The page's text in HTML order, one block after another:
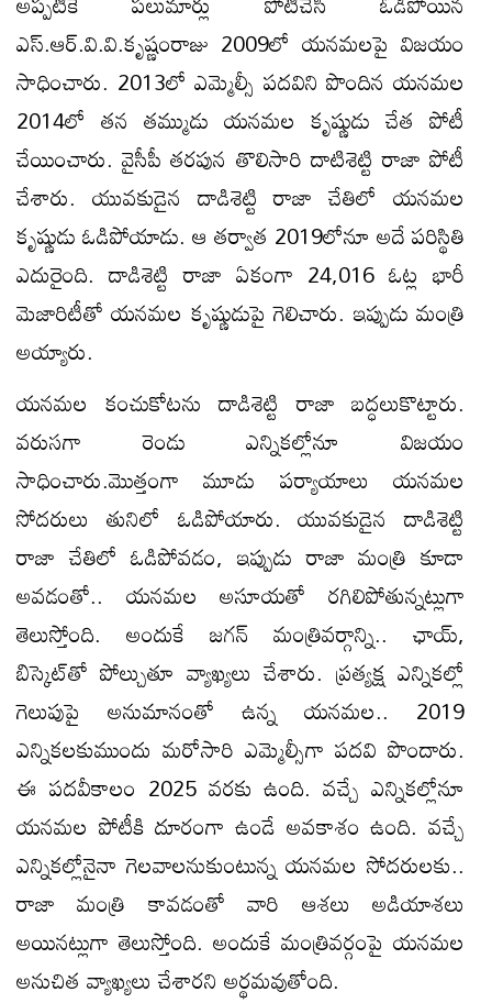
ఎస్‌.ఆర్‌.వి.వి.కృష్ణంరాజు 2009లో యనమలపై విజయం
సాధించారు. 2013లో ఎమ్మెల్సీ పదవిని పొందిన యనమల
2014లో తన తమ్ముడు యనమల కృష్ణుడు చేత పోటీ
చేయించారు. వైసీపీ తరపున తొలిసారి దాటిశెట్టి రాజా పోటీ
చేశారు. యువకుడైన దాడిశెట్టి రాజా చేతిలో యనమల
కృష్ణుడు ఓడిపోయాడు. ఆ తర్వాత 2019లోనూ అదే పరిస్థితి
ఎదురైంది. దాడిశెట్టి రాజా ఏకంగా 24,016 ఓట్ల భారీ
మెజారిటీతో యనమల కృష్ణుడుపై గెలిచారు. ఇప్పుడు మంత్రి
అయ్యారు.
యనమల కంచుకోటను దాడిశెట్టి రాజా బద్ధలుకొట్టారు.
వరుసగా రెండు ఎన్నికల్లోనూ విజయం
సాధించారు.మొత్తంగా మూడు పర్యాయాలు యనమల
సోదరులు తునిలో ఓడిపోయారు. యువకుడైన దాడిశెట్టి
రాజా చేతిలో ఓడిపోవడం, ఇప్పుడు రాజా మంత్రి కూడా
అవడంతో.. యనమల అసూయతో రగిలిపోతున్నట్లుగా
తెలుస్తోంది. అందుకే జగన్‌ మంత్రివర్గాన్ని.. ఛాయ్,
బిస్కెట్‌తో పోల్చుతూ వ్యాఖ్యలు చేశారు. ప్రత్యక్ష ఎన్నికల్లో
గెలుపుపై అనుమానంతో ఉన్న యనమల.. 2019
ఎన్నికలకుముందు మరోసారి ఎమ్మెల్సీగా పదవి పొందారు.
ఈ పదవీకాలం 2025 వరకు ఉంది. వచ్చే ఎన్నికల్లోనూ
యనమల పోటీకి దూరంగా ఉండే అవకాశం ఉంది. వచ్చే
ఎన్నికల్లోనైనా గెలవాలనుకుంటున్న యనమల సోదరులకు..
రాజా మంత్రి కావడంతో వారి ఆశలు అడియాశలు
అయినట్లుగా తెలుస్తోంది. అందుకే మంత్రివర్గంపై యనమల
అనుచిత వ్యాఖ్యలు చేశారని అర్థమవుతోంది.